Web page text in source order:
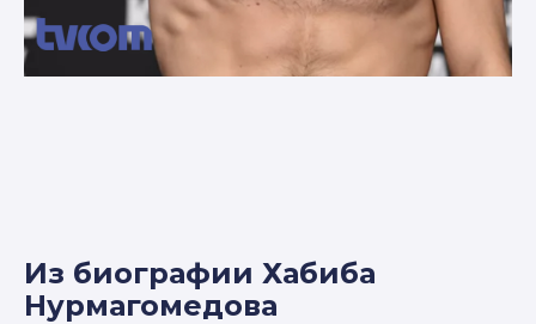
Из биографии Хабиба
Нурмагомедова